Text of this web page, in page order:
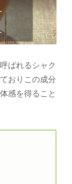
ばれるシャク
おりこの成分
感を得ること